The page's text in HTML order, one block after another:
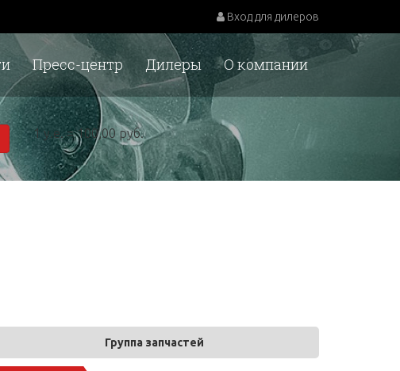
Вход для дилеров
О компании
Дилеры
Пресс-центр
1 у.е. = 100,00 руб.
Группа запчастей